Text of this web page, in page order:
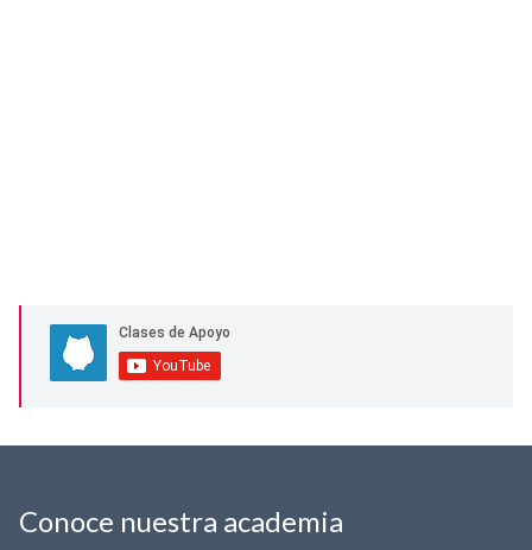
Conoce nuestra academia